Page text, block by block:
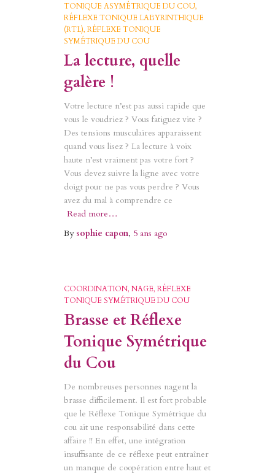
TONIQUE ASYMÉTRIQUE DU COU
RÉFLEXE TONIQUE LABYRINTHIQUE
(RTL) RÉFLEXE TONIQUE
SYMÉTRIQUE DU COU
La lecture, quelle
galère !
Votre lecture n’est pas aussi rapide que
vous le voudriez ? Vous fatiguez vite ?
Des tensions musculaires apparaissent
quand vous lisez ? La lecture à voix
haute n’est vraiment pas votre fort ?
Vous devez suivre la ligne avec votre
doigt pour ne pas vous perdre ? Vous
avez du mal à comprendre ce
Read more…
By sophie capon, 5 ans ago
COORDINATION NAGE RÉFLEXE
TONIQUE SYMÉTRIQUE DU COU
Brasse et Réflexe
Tonique Symétrique
du Cou
De nombreuses personnes nagent la
brasse difficilement. Il est fort probable
que le Réflexe Tonique Symétrique du
cou ait une responsabilité dans cette
affaire !! En effet, une intégration
insuffisante de ce réflexe peut entraîner
un manque de coopération entre haut et